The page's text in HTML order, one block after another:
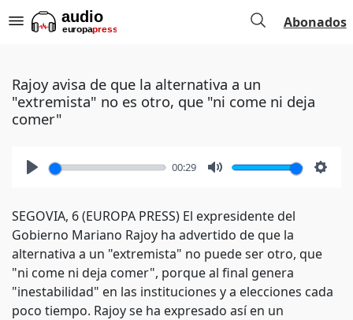
Abonados
Rajoy avisa de que la alternativa a un
"extremista" no es otro, que "ni come ni deja
comer"
00:29
SEGOVIA, 6 (EUROPA PRESS) El expresidente del
Gobierno Mariano Rajoy ha advertido de que la
alternativa a un "extremista" no puede ser otro, que
"ni come ni deja comer", porque al final genera
"inestabilidad" en las instituciones y a elecciones cada
poco tiempo. Rajoy se ha expresado así en un